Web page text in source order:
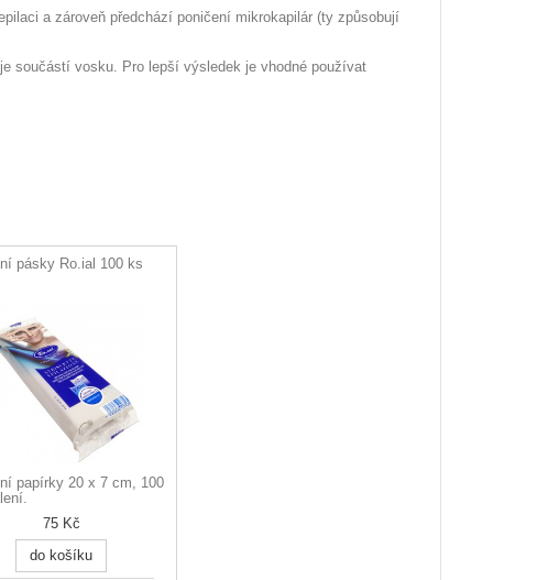
a zároveň předchází poničení mikrokapilár (ty způsobují
součástí vosku. Pro lepší výsledek je vhodné používat
pásky Ro.ial 100 ks
papírky 20 x 7 cm, 100
75 Kč
do košíku